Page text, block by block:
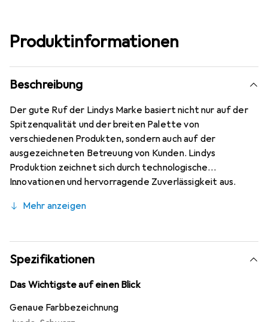
Produktinformationen
Beschreibung
Der gute Ruf der Lindys Marke basiert nicht nur auf der
Spitzenqualität und der breiten Palette von
verschiedenen Produkten, sondern auch auf der
ausgezeichneten Betreuung von Kunden. Lindys
Produktion zeichnet sich durch technologische
Innovationen und hervorragende Zuverlässigkeit aus.
Spitze des modernen Computermarkts mit ihrer Qualität
Mehr anzeigen
Spezifikationen
Das Wichtigste auf einen Blick
Genaue Farbbezeichnung